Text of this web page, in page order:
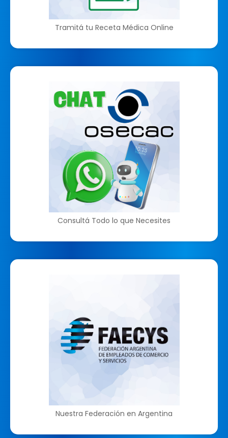
Tramitá tu Receta Médica Online
Consultá Todo lo que Necesites
Nuestra Federación en Argentina